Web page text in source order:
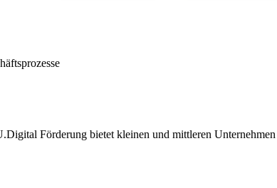
Förderung bietet kleinen und mittleren